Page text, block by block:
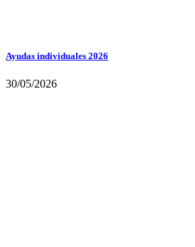
Ayudas individuales 2026
30/05/2026